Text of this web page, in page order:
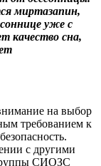
миртазапин,
уже с
качество сна,
на выбор
требованием к
с другими
СИОЗС